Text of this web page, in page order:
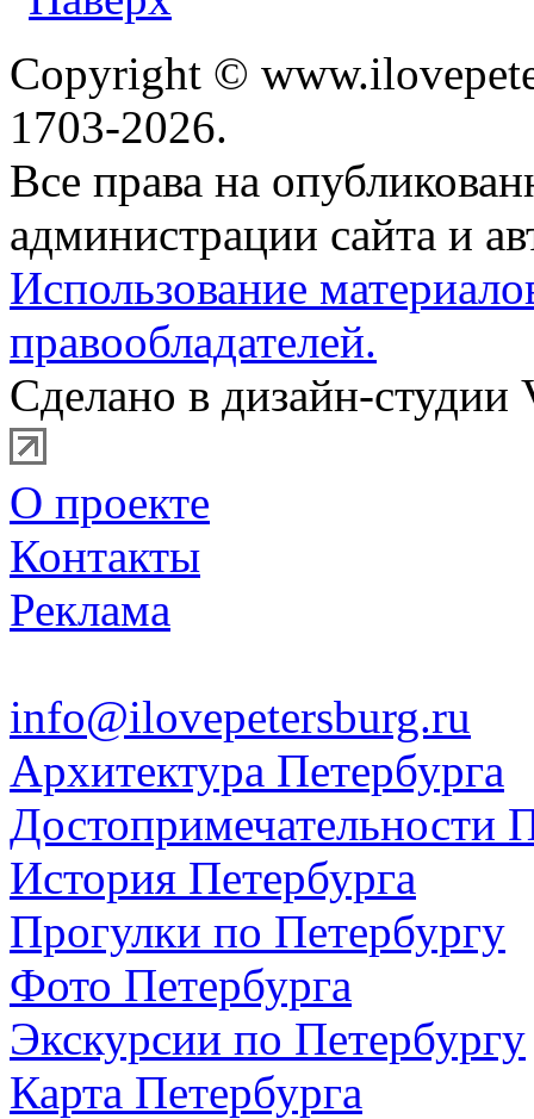
Copyright ©
1703-2026.
Все права на
администрации сайта и
Использование
правообладателей.
Сделано в дизайн-студии
О проекте
Контакты
Реклама
info@ilovepetersburg.ru
Архитектура Петербурга
Достопримечательности
История Петербурга
Прогулки по Петербургу
Фото Петербурга
Экскурсии по Петербургу
Карта Петербурга